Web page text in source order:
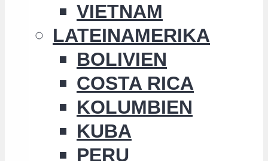
VIETNAM
LATEINAMERIKA
BOLIVIEN
COSTA RICA
KOLUMBIEN
KUBA
PERU